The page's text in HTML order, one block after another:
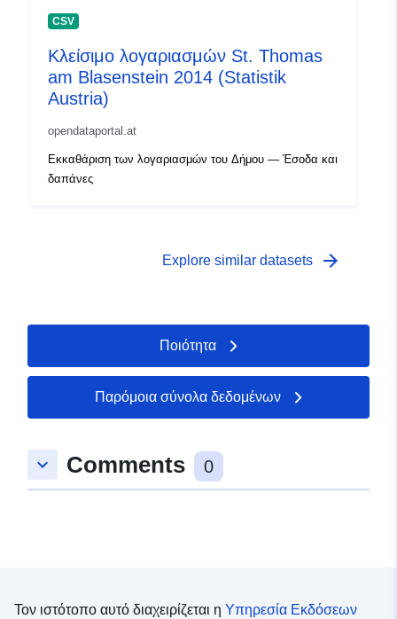
CSV
Κλείσιμο λογαριασμών St. Thomas
am Blasenstein 2014 (Statistik
Austria)
opendataportal.at
Εκκαθάριση των λογαριασμών του Δήμου — Έσοδα και
δαπάνες
Explore similar datasets arrow_forward
Ποιότητα
Παρόμοια σύνολα δεδομένων
keyboard_arrow_down Comments 0
Τον ιστότοπο αυτό διαχειρίζεται η Υπηρεσία Εκδόσεων